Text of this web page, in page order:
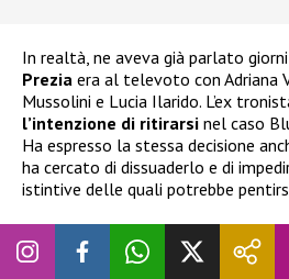
In realtà, ne aveva già parlato
Prezia era al televoto con Adriana
Mussolini e Lucia Ilarido. L’ex
l’intenzione di ritirarsi nel caso
Ha espresso la stessa decisione
ha cercato di dissuaderlo e di
istintive delle quali potrebbe
Grande Fratello Vip,